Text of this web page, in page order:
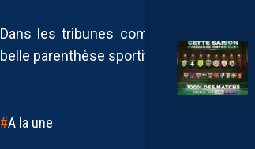
Dans les tribunes comme sur les
belle parenthèse sportive et festive,
A la une